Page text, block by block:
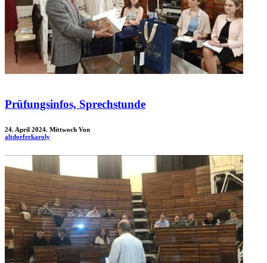
Prüfungsinfos, Sprechstunde
24. April 2024. Mittwoch Von
altdorferkaroly